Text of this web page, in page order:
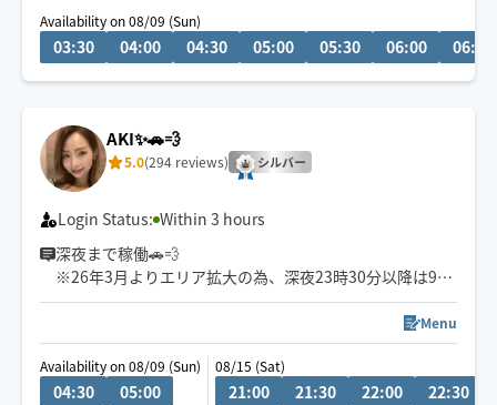
そう思った時にふっと力を抜ける特別なひとときをお届
けします。
お気軽にメッセージからご相談ください。
Availability on 08/09 (Sun)
03:30 04:00 04:30 05:00 05:30 06:00 06:30
AKI✨🚗💨
5.0(294 reviews) シルバー
Login Status: Within 3 hours
深夜まで稼働🚗💨
※26年3月よりエリア拡大の為、深夜23時30分以降は90
分以上のコースよりご予約承ります🙇🙇
施術内容・施術時間のご相談、臨機応変に対応いたしま
す🌱
自律神経を整え安眠へ導きます💆‍♀️💤
Menu
Availability on 08/09 (Sun)
04:30 05:00
08/15 (Sat)
21:00 21:30 22:00 22:30